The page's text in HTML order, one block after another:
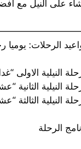
على النيل مع افضل
الرحلات: يوميا
النيلية الاولى “غداء” :
النيلية الثانية “عشاء” :
النيلية الثالثة “عشاء” :
الرحلة